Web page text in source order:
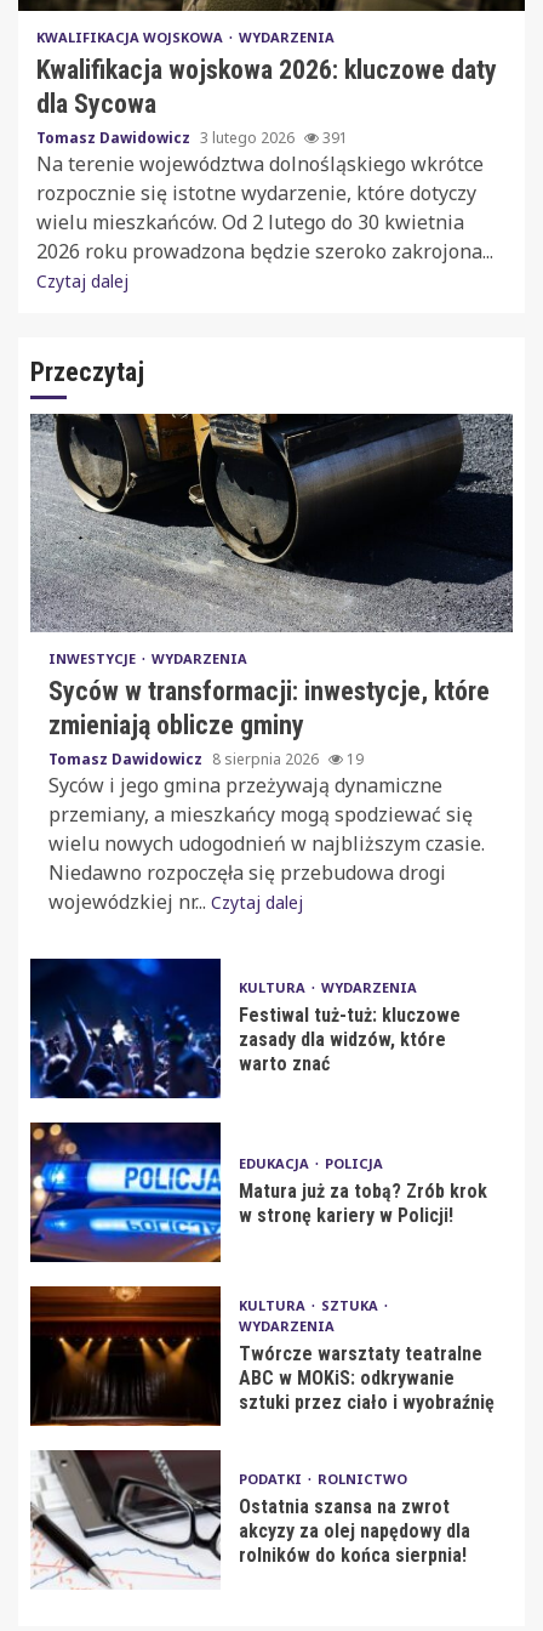
KWALIFIKACJA WOJSKOWA WYDARZENIA
Kwalifikacja wojskowa 2026: kluczowe daty
dla Sycowa
Tomasz Dawidowicz 3 lutego 2026 391
Na terenie województwa dolnośląskiego wkrótce
rozpocznie się istotne wydarzenie, które dotyczy
wielu mieszkańców. Od 2 lutego do 30 kwietnia
2026 roku prowadzona będzie szeroko zakrojona...
Czytaj dalej
Przeczytaj
INWESTYCJE WYDARZENIA
Syców w transformacji: inwestycje, które
zmieniają oblicze gminy
Tomasz Dawidowicz 8 sierpnia 2026 19
Syców i jego gmina przeżywają dynamiczne
przemiany, a mieszkańcy mogą spodziewać się
wielu nowych udogodnień w najbliższym czasie.
Niedawno rozpoczęła się przebudowa drogi
wojewódzkiej nr... Czytaj dalej
KULTURA WYDARZENIA
Festiwal tuż-tuż: kluczowe
zasady dla widzów, które
warto znać
EDUKACJA POLICJA
Matura już za tobą? Zrób krok
w stronę kariery w Policji!
KULTURA
SZTUKA
WYDARZENIA
Twórcze warsztaty teatralne
ABC w MOKiS: odkrywanie
sztuki przez ciało i wyobraźnię
PODATKI ROLNICTWO
Ostatnia szansa na zwrot
akcyzy za olej napędowy dla
rolników do końca sierpnia!